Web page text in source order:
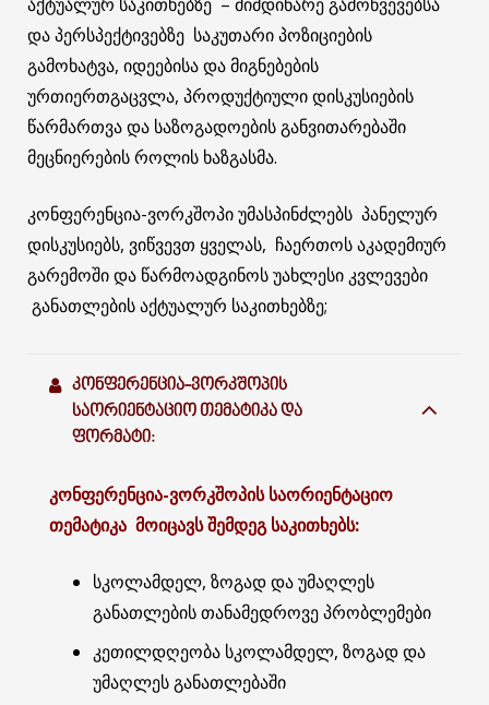
და პერსპექტივებზე საკუთარი პოზიციების
გამოხატვა, იდეებისა და მიგნებების
ურთიერთგაცვლა, პროდუქტიული დისკუსიების
წარმართვა და საზოგადოების განვითარებაში
მეცნიერების როლის ხაზგასმა.
კონფერენცია-ვორკშოპი უმასპინძლებს პანელურ
დისკუსიებს, ვიწვევთ ყველას, ჩაერთოს აკადემიურ
გარემოში და წარმოადგინოს უახლესი კვლევები
განათლების აქტუალურ საკითხებზე;
ᲙᲝᲜᲤᲔᲠᲔᲜᲪᲘᲐ-ᲕᲝᲠᲙᲨᲝᲞᲘᲡ
ᲡᲐᲝᲠᲘᲔᲜᲢᲐᲪᲘᲝ ᲗᲔᲛᲐᲢᲘᲙᲐ ᲓᲐ
ᲤᲝᲠᲛᲐᲢᲘ:
კონფერენცია-ვორკშოპის საორიენტაციო
თემატიკა მოიცავსშემდეგ საკითხებს:
სკოლამდელ, ზოგად და უმაღლეს
განათლების თანამედროვე პრობლემები
კეთილდღეობა სკოლამდელ, ზოგად და
უმაღლეს განათლებაში